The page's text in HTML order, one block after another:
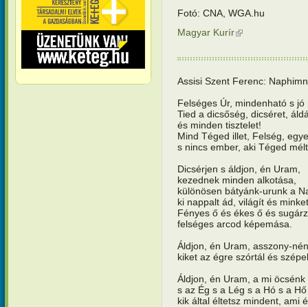
Fotó: CNA, WGA.hu
Magyar Kurír(külső hivatkozás)
Assisi Szent Ferenc:
Felséges Úr, mindenható s
Tied a dicsőség, dicséret,
és minden tisztelet!
Mind Téged illet, Felség,
s nincs ember, aki Téged
Dicsérjen s áldjon, én Uram,
kezednek minden alkotása,
különösen bátyánk-urunk a
ki nappalt ád, világít és
Fényes ő és ékes ő és
felséges arcod képemása.
Áldjon, én Uram, asszony-
kiket az égre szórtál és
Áldjon, én Uram, a mi öcsénk
s az Ég s a Lég s a Hó s a
kik által éltetsz mindent, ami